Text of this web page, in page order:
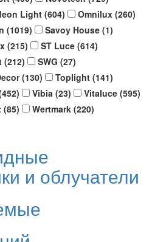
Light (604) Omnilux (260)
(1019) Savoy House (1)
(215) ST Luce (614)
(212) SWG (27)
(130) Toplight (141)
452) Vibia (23) Vitaluce (595)
(85) Wertmark (220)
и облучатели